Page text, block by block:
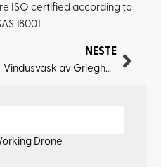
ISO certified according to
18001.
NESTE
Vindusvask av Grieghallen med KTV Working Drone